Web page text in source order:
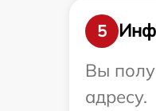
5
Вы
адресу.